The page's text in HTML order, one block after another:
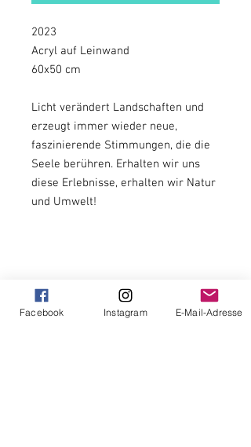
2023
Acryl auf Leinwand
60x50 cm
Licht verändert Landschaften und
erzeugt immer wieder neue,
faszinierende Stimmungen, die die
Seele berühren. Erhalten wir uns
diese Erlebnisse, erhalten wir Natur
und Umwelt!
Original, Unikat
Facebook Instagram E-Mail-Adresse